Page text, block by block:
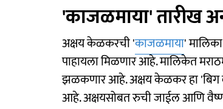
'काजळमाया' तारीख
अक्षय केळकरची 'काजळमाया'
पाहायला मिळणार आहे. मालिकेत
झळकणार आहे. अक्षय केळकर हा 'बिग
आहे. अक्षयसोबत रुची जाईल आणि